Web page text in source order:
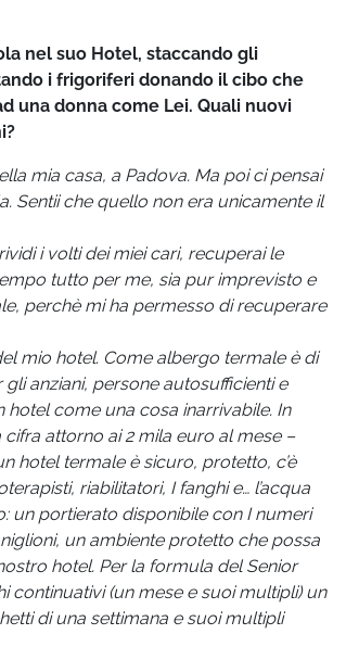
nel suo Hotel, staccando gli
i frigoriferi donando il cibo che
una donna come Lei. Quali nuovi
mia casa, a Padova. Ma poi ci pensai
Sentii che quello non era unicamente il
i volti dei miei cari, recuperai le
tutto per me, sia pur imprevisto e
perchè mi ha permesso di recuperare
mio hotel. Come albergo termale è di
anziani, persone autosufficienti e
hotel come una cosa inarrivabile. In
attorno ai 2 mila euro al mese –
hotel termale è sicuro, protetto, c’è
riabilitatori, I fanghi e… l’acqua
un portierato disponibile con I numeri
un ambiente protetto che possa
hotel. Per la formula del Senior
(un mese e suoi multipli) un
di una settimana e suoi multipli